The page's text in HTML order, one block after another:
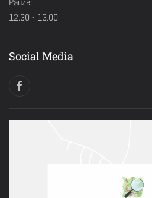
12.30 - 13.00
Social Media